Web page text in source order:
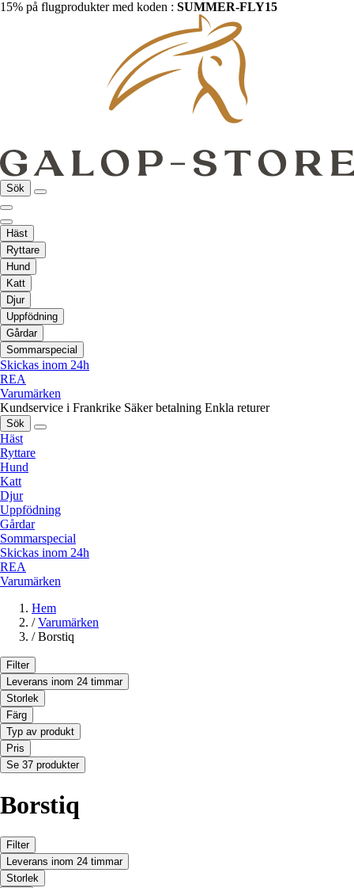
15% på flugprodukter med koden : SUMMER-FLY15
Sök
Häst
Ryttare
Hund
Katt
Djur
Uppfödning
Gårdar
Sommarspecial
Skickas inom 24h
REA
Varumärken
Kundservice i Frankrike Säker betalning Enkla returer
Sök
Häst
Ryttare
Hund
Katt
Djur
Uppfödning
Gårdar
Sommarspecial
Skickas inom 24h
REA
Varumärken
Hem
/ Varumärken
/ Borstiq
Filter
Leverans inom 24 timmar
Storlek
Färg
Typ av produkt
Pris
Se 37 produkter
Borstiq
Filter
Leverans inom 24 timmar
Storlek